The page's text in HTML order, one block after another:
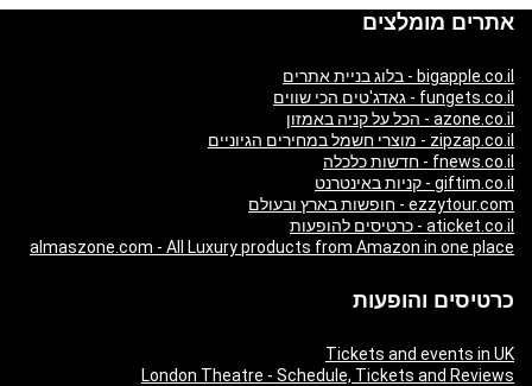
אתרים מומלצים
bigapple.co.il - בלוג בניית אתרים
fungets.co.il - גאדג'טים הכי שווים
azone.co.il - הכל על קניה באמזון
zipzap.co.il - מוצרי חשמל במחירים הגיוניים
fnews.co.il - חדשות כלכלה
giftim.co.il - קניות באינטרנט
ezzytour.com - חופשות בארץ ובעולם
aticket.co.il - כרטיסים להופעות
almaszone.com - All Luxury products from Amazon in one place
כרטיסים והופעות
Tickets and events in UK
London Theatre - Schedule, Tickets and Reviews